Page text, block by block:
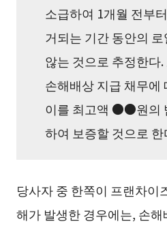
소급하여 1개월 전부
거되는 기간 동안의
않는 것으로 추정한다
손해배상 지급 채무에
이를 최고액 ●●원의
하여 보증할 것으로 한
당사자 중 한쪽이 프랜차이
해가 발생한 경우에는, 손